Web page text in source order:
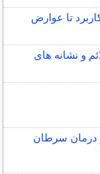
تا عوارض
و نشانه های
درمان سرطان